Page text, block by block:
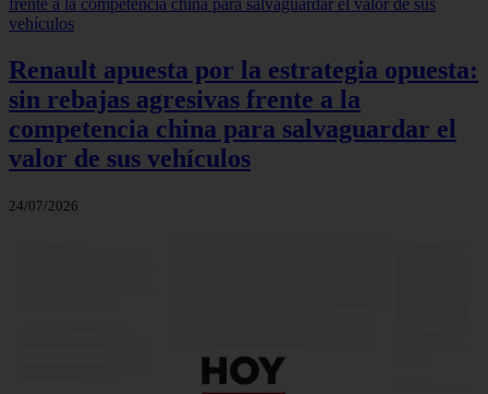
Renault apuesta por la estrategia opuesta:
sin rebajas agresivas frente a la
competencia china para salvaguardar el
valor de sus vehículos
24/07/2026